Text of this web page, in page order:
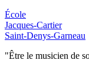
École
Jacques-Cartier
Saint-Denys-Garneau
"Être le musicien de